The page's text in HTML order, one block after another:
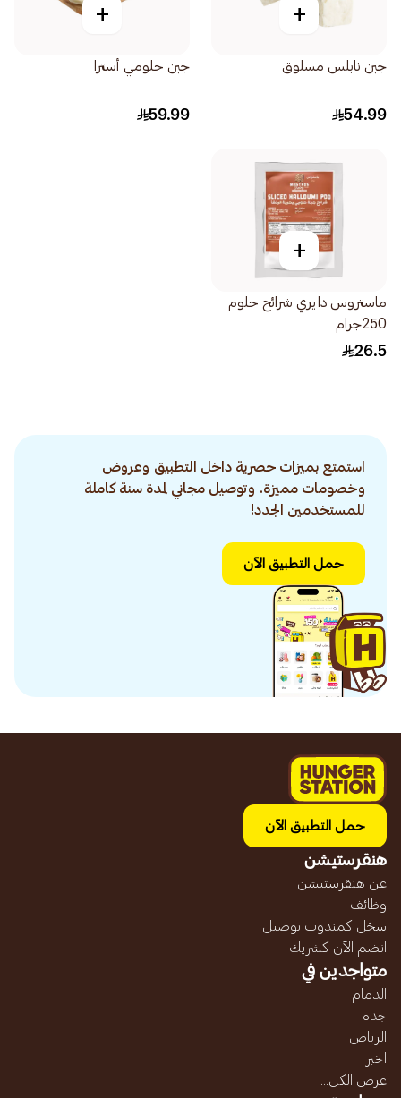
+
جبن نابلس مسلوق
54.99
+
جبن حلومي أسترا
59.99
+
ماستروس دايري شرائح حلوم
‎250جرام
26.5
استمتع بميزات حصرية داخل التطبيق وعروض
وخصومات مميزة. وتوصيل مجاني لمدة سنة كاملة
للمستخدمين الجدد!
حمل التطبيق الآن
حمل التطبيق الآن
هنقرستيشن
عن هنقرستيشن
وظائف
سجّل كمندوب توصيل
انضم الآن كشريك
متواجدين في
الدمام
جده
الرياض
الخبر
عرض الكل...